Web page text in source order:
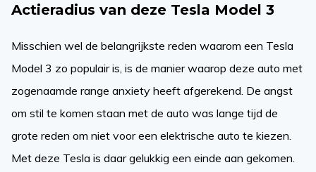
Actieradius van deze Tesla Model 3
Misschien wel de belangrijkste reden waarom een Tesla
Model 3 zo populair is, is de manier waarop deze auto met
zogenaamde range anxiety heeft afgerekend. De angst
om stil te komen staan met de auto was lange tijd de
grote reden om niet voor een elektrische auto te kiezen.
Met deze Tesla is daar gelukkig een einde aan gekomen.